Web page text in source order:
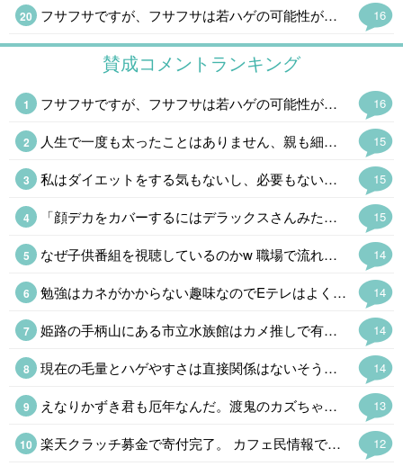
16
フサフサですが、フサフサは若ハゲの可能性が高いそうで冷や冷やしてますw もしそうなったら、お金で解決しますw
賛成コメントランキング
16
フサフサですが、フサフサは若ハゲの可能性が高いそうで冷や冷やしてますw もしそうなったら、お金で解決しますw
15
人生で一度も太ったことはありません、親も細身なので遺伝でしょうね。 男性の細身は生物として利点とは言えないので、羨ましいと言うのは女性だけです。
15
私はダイエットをする気もないし、必要もないけど砂糖断ちの結果、1ヶ月に1kgのペースで減っている。とりあえず甘い飲み物をやめるだけでかなり変わってくる。 五穀断ちはやめて全粒粉クラッカーとオーツ麦を主食にしているけど慣れるまでが大変かも。
15
「顔デカをカバーするにはデラックスさんみたいに巨体になればいいのだ。」「それは逆効果になる可能性が高いです」AI君はシャレが通じねえなw
14
なぜ子供番組を視聴しているのかw 職場で流れているんでしょうかねw 子供番組は当たり障り無いので、流しっぱなしに出来ますからね、 、という事に。 趣味で視聴してるなら怖いのでw
14
勉強はカネがかからない趣味なのでEテレはよく見る。高校講座は20分くらいだし高齢者にもちょうどいい。サイエンスゼロは毎週録画。オフロスキーはくだらなさにハマっているけど。浮世離れというのも楽でいいのだ。
14
姫路の手柄山にある市立水族館はカメ推しで有名だけどタッチプールは1980年に日本で初めて設置された。サメやエイ、ナマコやウニというハードルが高そうなやつもいる。姫路の穴場の観光スポットだったけど駅ができてお客さんも増えるかも。昭和の廃墟感がお気に入りだったけどなぁ。
14
現在の毛量とハゲやすさは直接関係はないそうだ。 まあ、昔から丁髷が結えなくなったら出家して坊主というのが王道である。骸骨に毛が生えてたら怖い。
13
えなりかずき君も厄年なんだ。渡鬼のカズちゃんもこれで泉ピン子さんの後釜ができたとファンを期待させた天才だったけどほとんど見ないし。なかなか子役から大人の役者でやってくのも大変なもんだ。
12
楽天クラッチ募金で寄付完了。 カフェ民情報で、熊本県のホームページから義援金を送れる事を知ったけど、期限切れ間近のポイントがあったから、今回は楽天ポイントで。